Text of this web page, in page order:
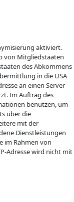
aktiviert.
von Mitgliedstaaten
des Abkommens
in die USA
an einen Server
Im Auftrag des
benutzen, um
über die
mit der
Dienstleistungen
im Rahmen von
Adresse wird nicht mit